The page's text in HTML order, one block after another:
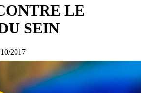
LE
SEIN
2017